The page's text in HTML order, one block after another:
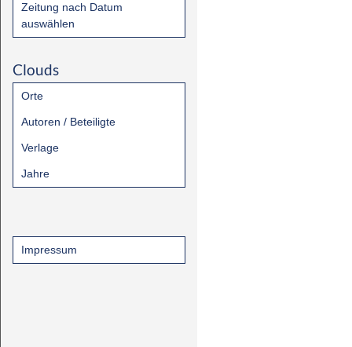
Zeitung nach Datum
auswählen
Clouds
Orte
Autoren / Beteiligte
Verlage
Jahre
Impressum